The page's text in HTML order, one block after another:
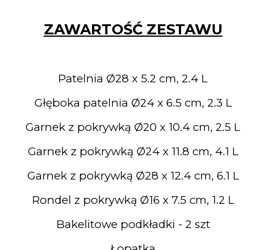
ZAWARTOŚĆ ZESTAWU
Patelnia Ø28 x 5.2 cm, 2.4 L
Głęboka patelnia Ø24 x 6.5 cm, 2.3 L
Garnek z pokrywką Ø20 x 10.4 cm, 2.5 L
Garnek z pokrywką Ø24 x 11.8 cm, 4.1 L
Garnek z pokrywką Ø28 x 12.4 cm, 6.1 L
Rondel z pokrywką Ø16 x 7.5 cm, 1.2 L
Bakelitowe podkładki - 2 szt